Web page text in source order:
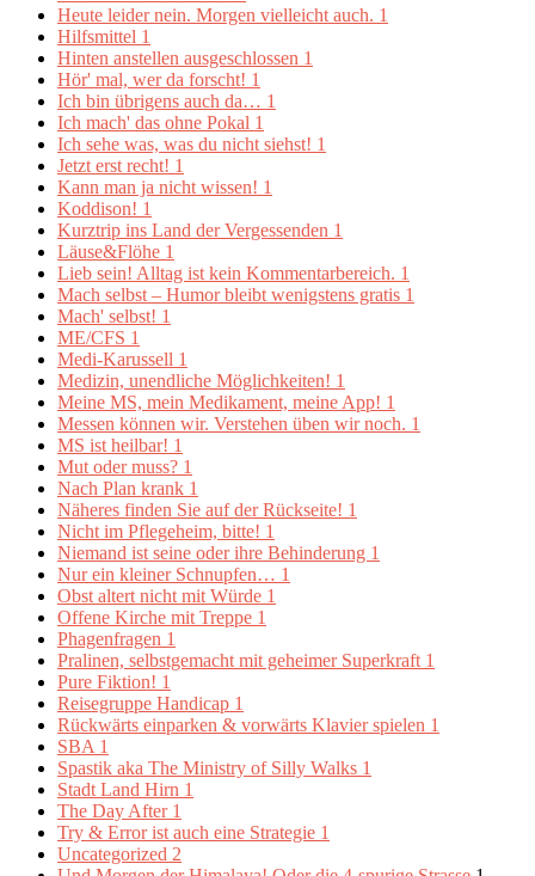
Heute leider nein. Morgen vielleicht auch. 1
Hilfsmittel 1
Hinten anstellen ausgeschlossen 1
Hör' mal, wer da forscht! 1
Ich bin übrigens auch da… 1
Ich mach' das ohne Pokal 1
Ich sehe was, was du nicht siehst! 1
Jetzt erst recht! 1
Kann man ja nicht wissen! 1
Koddison! 1
Kurztrip ins Land der Vergessenden 1
Läuse&Flöhe 1
Lieb sein! Alltag ist kein Kommentarbereich. 1
Mach selbst – Humor bleibt wenigstens gratis 1
Mach' selbst! 1
ME/CFS 1
Medi-Karussell 1
Medizin, unendliche Möglichkeiten! 1
Meine MS, mein Medikament, meine App! 1
Messen können wir. Verstehen üben wir noch. 1
MS ist heilbar! 1
Mut oder muss? 1
Nach Plan krank 1
Näheres finden Sie auf der Rückseite! 1
Nicht im Pflegeheim, bitte! 1
Niemand ist seine oder ihre Behinderung 1
Nur ein kleiner Schnupfen… 1
Obst altert nicht mit Würde 1
Offene Kirche mit Treppe 1
Phagenfragen 1
Pralinen, selbstgemacht mit geheimer Superkraft 1
Pure Fiktion! 1
Reisegruppe Handicap 1
Rückwärts einparken & vorwärts Klavier spielen 1
SBA 1
Spastik aka The Ministry of Silly Walks 1
Stadt Land Hirn 1
The Day After 1
Try & Error ist auch eine Strategie 1
Uncategorized 2